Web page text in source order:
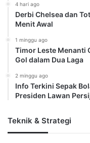
4 hari ago
Derbi Chelsea dan
Menit Awal
1 minggu ago
Timor Leste Menanti
Gol dalam Dua Laga
2 minggu ago
Info Terkini Sepak
Presiden Lawan
Teknik & Strategi